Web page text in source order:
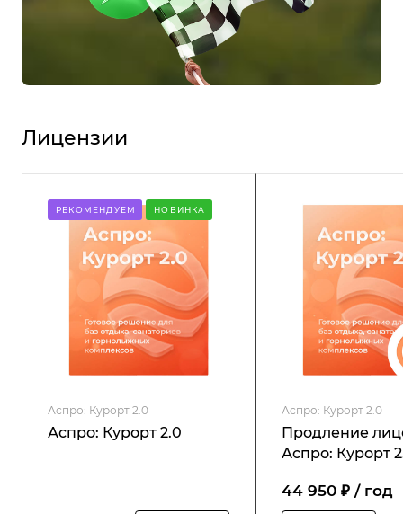
Лицензии
РЕКОМЕНДУЕМ НОВИНКА
Аспро: Курорт 2.0
Аспро: Курорт 2.0
Аспро: Курорт 2.0
Продление
Аспро: Курорт
44 950 ₽ / год